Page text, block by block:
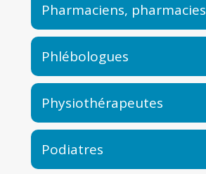
Pharmaciens, pharmacies
Phlébologues
Physiothérapeutes
Podiatres